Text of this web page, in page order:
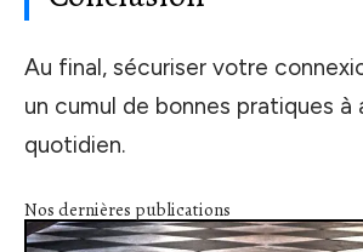
Au final, sécuriser votre
un cumul de bonnes pratiques à
quotidien.
Nos dernières publications